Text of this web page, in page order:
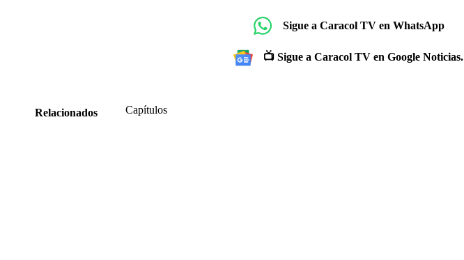
Sigue a Caracol TV en WhatsApp
📺 Sigue a Caracol TV en Google Noticias.
Relacionados Capítulos